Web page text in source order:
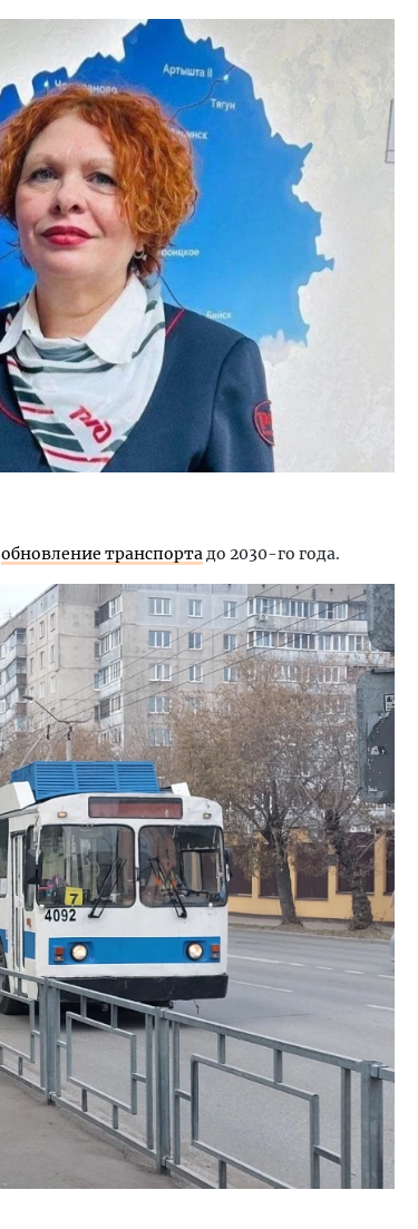
обновление транспортадо 2030-го года.